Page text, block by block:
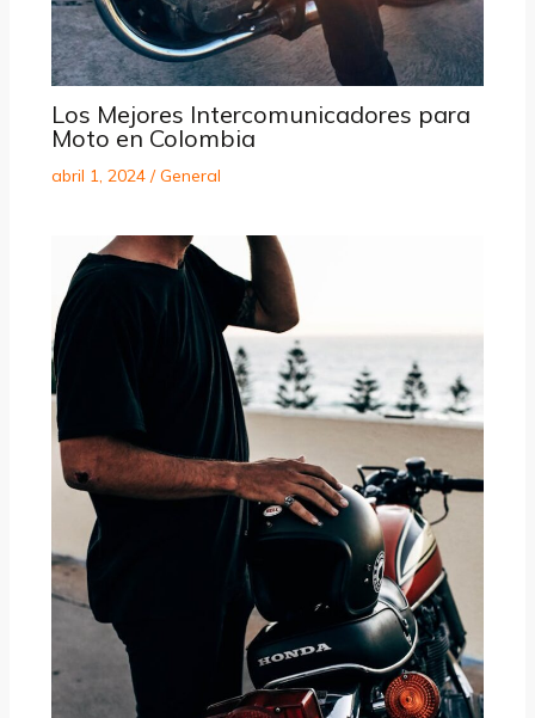
Los Mejores Intercomunicadores para
Moto en Colombia
abril 1, 2024 /General